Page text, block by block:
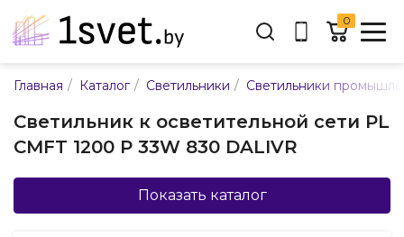
Адрес:
Время работы:
Пн-пт с 9:00 до 17:30
E-mail:
info@mpsnab.by
0
Главная / Каталог / Светильники / Светильники
Светильник к осветительной сети PL
CMFT 1200 P 33W 830 DALIVR
Показать каталог